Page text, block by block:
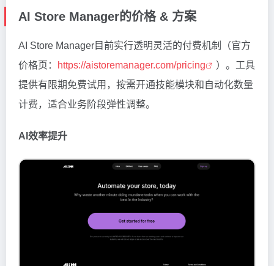
AI Store Manager的价格 & 方案
AI Store Manager目前实行透明灵活的付费机制（官方
价格页：
https://aistoremanager.com/pricing
）。工具
提供有限期免费试用，按需开通技能模块和自动化数量
计费，适合业务阶段弹性调整。
AI效率提升